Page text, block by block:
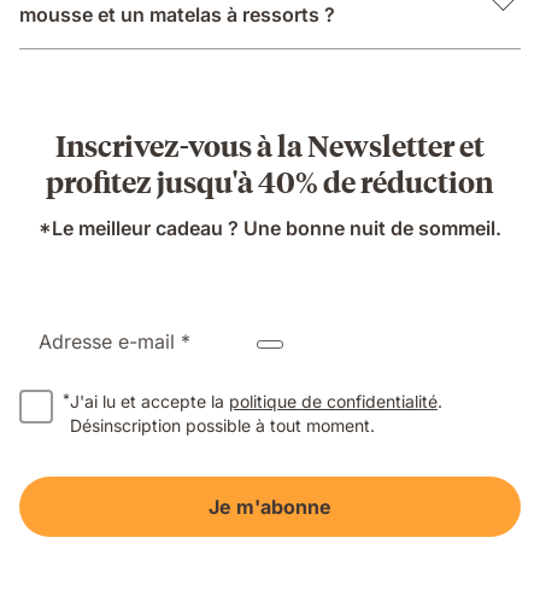
mousse et un matelas à ressorts ?
Inscrivez-vous à la Newsletter et
profitez jusqu'à 40% de réduction
*Le meilleur cadeau ? Une bonne nuit de sommeil.
Adresse e-mail *
*J'ai lu et accepte la politique de confidentialité.
Désinscription possible à tout moment.
Je m'abonne